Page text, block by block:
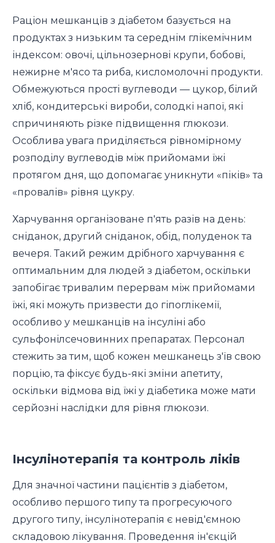
Раціон мешканців з діабетом базується на
продуктах з низьким та середнім глікемічним
індексом: овочі, цільнозернові крупи, бобові,
нежирне м'ясо та риба, кисломолочні продукти.
Обмежуються прості вуглеводи — цукор, білий
хліб, кондитерські вироби, солодкі напої, які
спричиняють різке підвищення глюкози.
Особлива увага приділяється рівномірному
розподілу вуглеводів між прийомами їжі
протягом дня, що допомагає уникнути «піків» та
«провалів» рівня цукру.
Харчування організоване п'ять разів на день:
сніданок, другий сніданок, обід, полуденок та
вечеря. Такий режим дрібного харчування є
оптимальним для людей з діабетом, оскільки
запобігає тривалим перервам між прийомами
їжі, які можуть призвести до гіпоглікемії,
особливо у мешканців на інсуліні або
сульфонілсечовинних препаратах. Персонал
стежить за тим, щоб кожен мешканець з'їв свою
порцію, та фіксує будь-які зміни апетиту,
оскільки відмова від їжі у діабетика може мати
серйозні наслідки для рівня глюкози.
Інсулінотерапія та контроль ліків
Для значної частини пацієнтів з діабетом,
особливо першого типу та прогресуючого
другого типу, інсулінотерапія є невід'ємною
складовою лікування. Проведення ін'єкцій